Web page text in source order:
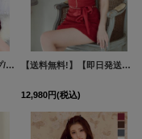
フラワーレース/ドレープ/半袖/袖あり/タイト/膝丈/ワンピース/ミディアムドレス/キャバドレス【S-Mサイズ/1カラー】[HC02] 【送料無料!】【即日発送】新色登場!ツイードセットアップキャミドレス/2ピース/リボン/パール/ジップ/チェーン/キャバドレス/ミニドレス【XS-Lサイズ/6カラー】[OF03] 【YN】dzw
12,980円(税込)